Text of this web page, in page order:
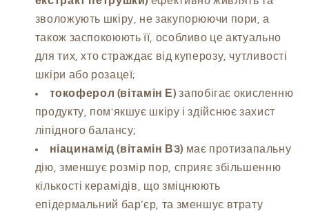
зволожують шкіру, не закупорюючи пори, а
також заспокоюють її, особливо це актуально
для тих, хто страждає від куперозу, чутливості
шкіри або розацеї;
токоферол (вітамін Е) запобігає окисленню
продукту, пом'якшує шкіру і здійснює захист
ліпідного балансу;
ніацинамід (вітамін В3) має протизапальну
дію, зменшує розмір пор, сприяє збільшенню
кількості керамідів, що зміцнюють
епідермальний бар’єр, та зменшує втрату